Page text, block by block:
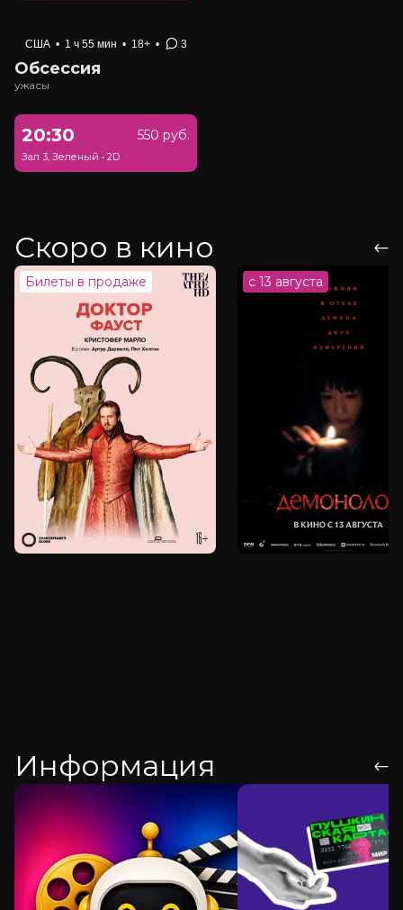
США • 1 ч 55 мин • 18+ • 3
Обсессия
ужасы
20:30 550 руб.
Зал 3, Зеленый • 2D
Скоро в кино
Билеты в продаже с 13 августа
Информация